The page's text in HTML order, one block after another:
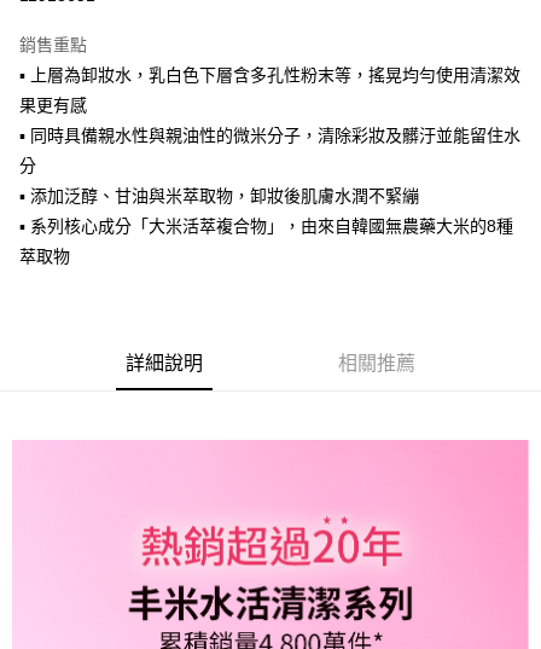
Google Pay
全盈+PAY
AFTEE先享後付
相關說明
【關於「AFTEE先享後付」】
AFTEE先享後付是「在收到商品之後才付款」的支付方式。 讓您購物簡單
便利好安心！
１．簡單：不需註冊會員、不需綁卡、不需儲值。
【「AFTEE先享後付」結帳流程】
１．於結帳方式選擇「AFTEE先享後付」後，將跳轉至「AFTEE先享後付」
３．收到繳費通知簡訊後14天內，點擊此簡訊中的連結，可透過四大超商／
後付繳納相關費用。
※ 交易是否成功請以「AFTEE先享後付 」之結帳頁面顯示為準，若有關於
是否繳費成功／繳費後需取消欲退款等相關疑問，請聯繫「AFTEE先享後付
https://netprotections.freshdesk.com/support/home
ATM付款
每筆NT$85，滿NT$1,000(含以上)免運費
付款後全家取貨
每筆NT$85，滿NT$1,000(含以上)免運費
銷售重點
▪ 上層為卸妝水，乳白色下層含多孔性粉末等，搖晃均勻使用清潔效
果更有感
▪ 同時具備親水性與親油性的微米分子，清除彩妝及髒汙並能留住水
分
▪ 添加泛醇、甘油與米萃取物，卸妝後肌膚水潤不緊繃
▪ 系列核心成分「大米活萃複合物」，由來自韓國無農藥大米的8種
萃取物
詳細說明 相關推薦